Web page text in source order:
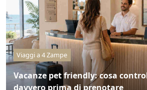
Viaggi a 4 Zampe
Vacanze pet friendly: cosa
davvero prima di prenotare